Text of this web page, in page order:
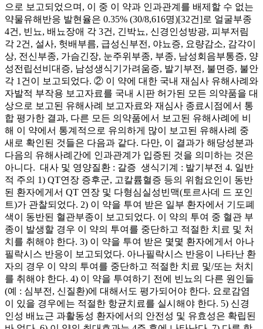
으로 보고되었으며, 이 중 이 약과 인과관계를 배제할 수 없는
약물유해반응 발현율은 0.35% (30/8,616명)[32건]로 얼굴부종
4건, 빈뇨, 배뇨장애 각 3건, 긴박뇨, 신경인성방광, 피부저림
각 2건, 설사, 헛배부름, 급성신부전, 야뇨증, 요량감소, 감각이
상, 전신부종, 가슴긴장, 눈주위부종, 부종, 남성회음부통증, 양
성전립선비대증, 남성생식기가려움증, 발기부전, 불면증, 불안
각 1건이 보고되었다. ② 이 약에 대한 국내 재심사 유해사례와
자발적 부작용 보고자료를 국내 시판 허가된 모든 의약품을 대
상으로 보고된 유해사례 보고자료와 재심사 종료시점에서 통
합 평가한 결과, 다른 모든 의약품에서 보고된 유해사례에 비
해 이 약에서 통계적으로 유의하게 많이 보고된 유해사례 중
새로 확인된 것들은 다음과 같다. 다만, 이 결과가 해당성분과
다음의 유해사례간에 인과관계가 입증된 것을 의미하는 것은
아니다. ­ 대사 및 영양질환 : 갈증 ­ 생식기계 : 발기부전 4. 일반
적 주의 1) QT연장 증후군, 고칼륨혈증 등의 위험요인이 동반
된 환자에게서 QT 연장 및 다형심실성빈맥(토르사데 드 포인
트)가 관찰되었다. 2) 이 약을 투여 받은 일부 환자에서 기도폐
색이 동반된 혈관부종이 보고되었다. 이 약의 투여 중 혈관 부
종이 발생할 경우 이 약의 투여를 중단하고 적절한 치료 및 처
치를 취해야 한다. 3) 이 약을 투여 받은 몇몇 환자에게서 아나
필락시스 반응이 보고되었다. 아나필락시스 반응이 나타난 환
자의 경우 이 약의 투여를 중단하고 적절한 치료 및/또는 처치
를 취해야 한다. 4) 이 약을 투여하기 전에 빈뇨의 다른 원인들
(예 : 심부전, 신질환)에 대해서도 평가되어야 한다. 요로감염
이 있을 경우에는 적절한 항균치료를 실시해야 한다. 5) 신경
인성 배뇨근 과활동성 환자에서의 안전성 및 유효성은 확립된